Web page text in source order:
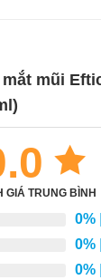
mũi
GIÁ TRUNG BÌNH
0%
0%
0%